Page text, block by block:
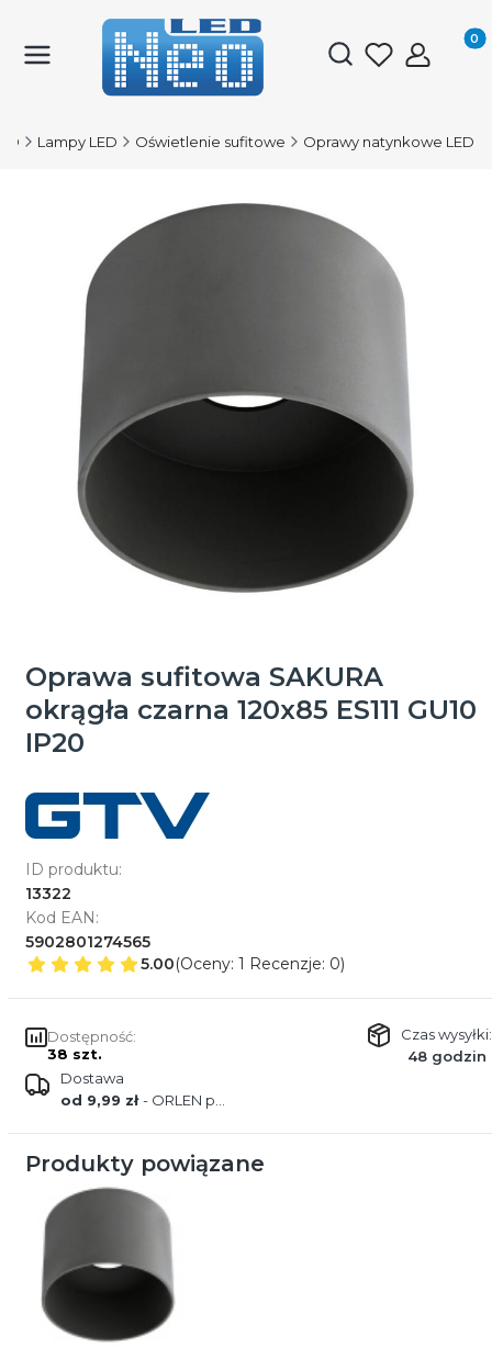
Otwórz
Lampy LED Oświetlenie sufitowe Oprawy natynkowe LED
Oprawa sufitowa SAKURA
okrągła czarna 120x85 ES111 GU10
IP20
ID produktu:
13322
Kod EAN:
5902801274565
5.00(Oceny: 1 Recenzje: 0)
Dostępność:
38 szt.
Czas wysyłki:
48 godzin
Dostawa
od 9,99 zł- ORLEN paczka
Produkty powiązane